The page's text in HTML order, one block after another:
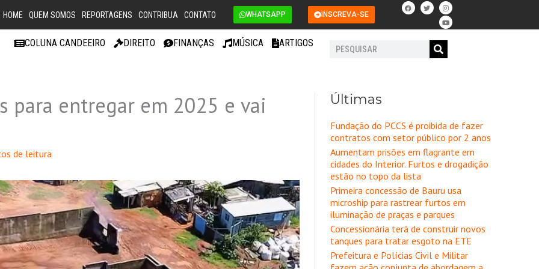
HOME QUEM SOMOS REPORTAGENS CONTRIBUA CONTATO WHATSAPP INSCREVA-SE
F
a
c
b
T
w
i
t
I
n
s
t
a
r
Y
o
u
t
u
e
COLUNA CANDEEIRO DIREITO FINANÇAS MÚSICA ARTIGOS Pesquisar
para entregar em 2025 e vai
de leitura
Últimas
Fundação do PCCS é proibida de fazer
contratos com setor público por 2 anos
Aumentam prisões em flagrante em
cidades do Interior. Furtos e drogadição
estão no topo da lista
Primeira concessão de Bauru usa
microship para rastrear furtos em
iluminação de praças e parques
Concessionária terá de construir novos
tanques para tratar esgoto na ETE
Prefeitura e Polícias Civil e Militar